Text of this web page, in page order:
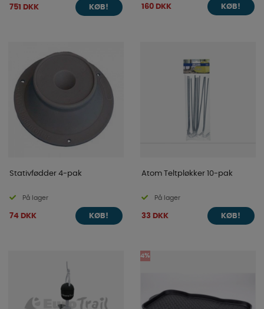
751 DKK KØB! 160 DKK KØB!
Stativfødder 4-pak
På lager
74 DKK KØB!
Atom Teltpløkker 10-pak
På lager
33 DKK KØB!
4%